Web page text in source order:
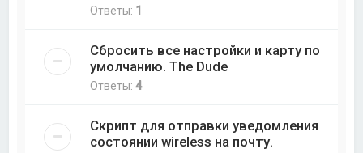
Ответы: 1
Сбросить все настройки и карту по
умолчанию. The Dude
Ответы:4
Скрипт для отправки уведомления
состоянии wireless на почту.